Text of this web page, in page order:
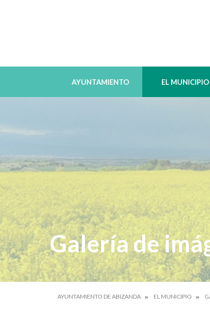
AYUNTAMIENTO EL MUNICIPIO
Galería de
AYUNTAMIENTO DE ABIZANDA EL MUNICIPIO